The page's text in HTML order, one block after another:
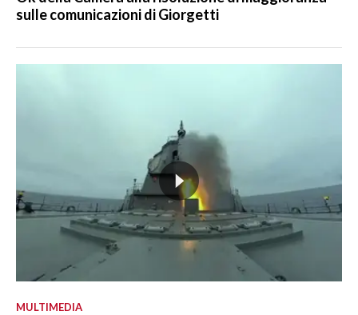
sulle comunicazioni di Giorgetti
MULTIMEDIA